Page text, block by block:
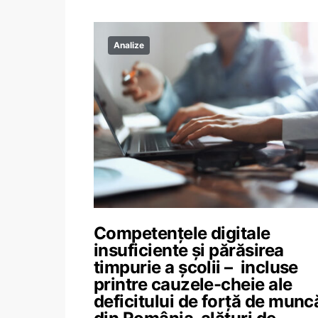
Analize
Competențele digitale
insuficiente și părăsirea
timpurie a școlii – incluse
printre cauzele-cheie ale
deficitului de forță de